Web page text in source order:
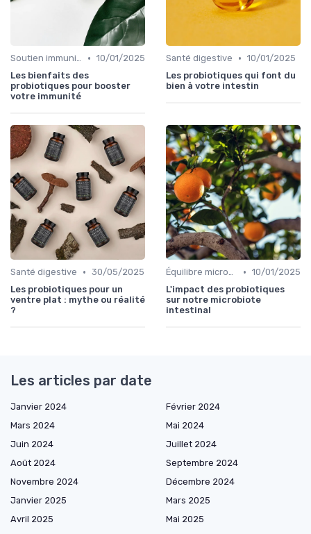
Soutien immunitaire • 10/01/2025
Les bienfaits des
probiotiques pour booster
votre immunité
Santé digestive • 10/01/2025
Les probiotiques qui font du
bien à votre intestin
Santé digestive • 30/05/2025
Les probiotiques pour un
ventre plat : mythe ou réalité
?
Équilibre microbien • 10/01/2025
L'impact des probiotiques
sur notre microbiote
intestinal
Les articles par date
Janvier 2024
Février 2024
Mars 2024
Mai 2024
Juin 2024
Juillet 2024
Août 2024
Septembre 2024
Novembre 2024
Décembre 2024
Janvier 2025
Mars 2025
Avril 2025
Mai 2025